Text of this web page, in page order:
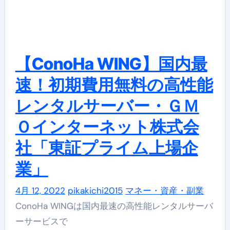
【ConoHa WING】国内最
速！初期費用無料の高性能
レンタルサーバー・ＧＭ
Ｏインターネット株式会
社「東証プライム上場企
業」
4月 12, 2022 pikakichi2015 マネー・資産・副業
ConoHa WINGは国内最速の高性能レンタルサーバ
ーサービスで